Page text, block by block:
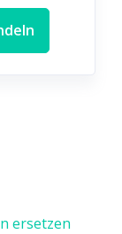
ersetzen